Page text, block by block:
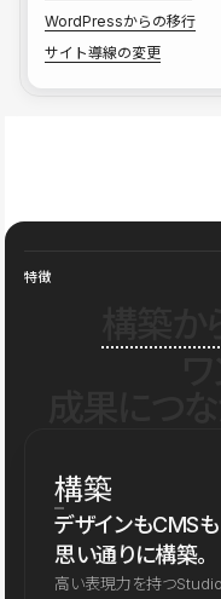
WordPressからの移行
サイト導線の変更
特徴
構築
デザインもCMS
思い通りに構築。
高い表現力を持つ